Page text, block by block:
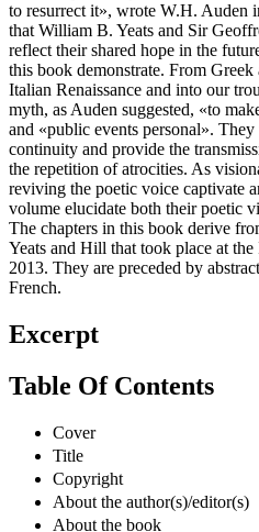
«The duty of the present is neither
to resurrect it», wrote W.H. Auden
that William B. Yeats and Sir
reflect their shared hope in the
this book demonstrate. From Greek
Italian Renaissance and into our
myth, as Auden suggested, «to
and «public events personal».
continuity and provide the
the repetition of atrocities. As
reviving the poetic voice captivate
volume elucidate both their poetic
The chapters in this book derive
Yeats and Hill that took place at
2013. They are preceded by
Excerpt
Cover
Title
Copyright
About the author(s)/editor(s)